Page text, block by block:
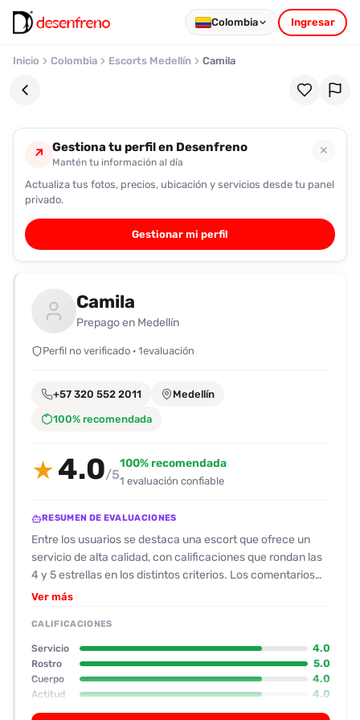
Colombia Ingresar
Inicio Colombia Escorts Medellín Camila
Favoritos
Pronto
podrás
registrarte
guardar
favoritas
para
fácilmente.
↗ Gestiona tu perfil en Desenfreno
Mantén tu información al día
✕
Actualiza tus fotos, precios, ubicación y servicios desde tu panel
privado.
Gestionar mi perfil
Camila
Prepago en Medellín
Perfil no verificado · 1evaluación
+57 320 552 2011 Medellín
100% recomendada
★ 4.0/5
100% recomendada
1 evaluación confiable
RESUMEN DE EVALUACIONES
Entre los usuarios se destaca una escort que ofrece un
servicio de alta calidad, con calificaciones que rondan las
4 y 5 estrellas en los distintos criterios. Los comentarios
sobre su físico apuntan a un rostro atractivo con ojos
bien definido; la diferencia entre fotos y realidad es ligera
(≈15 %) pero no afecta su atractivo. En cuanto a la higiene,
se le otorga 8/10, señalando que no deja olores molestos y
presenta una “vagina pulida” y labios bien cuidados. Su
actitud se percibe como carismática y muy comunicativa:
responde rápido, se muestra conversadora y se dedica a
Ver más
CALIFICACIONES
Servicio 4.0
Rostro 5.0
Cuerpo 4.0
Actitud 4.0